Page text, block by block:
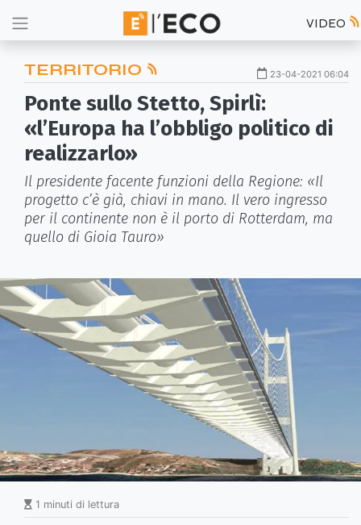
VIDEO
TERRITORIO 23-04-2021 06:04
Ponte sullo Stetto, Spirlì:
«l’Europa ha l’obbligo politico di
realizzarlo»
Il presidente facente funzioni della Regione: «Il
progetto c’è già, chiavi in mano. Il vero ingresso
per il continente non è il porto di Rotterdam, ma
quello di Gioia Tauro»
1 minuti di lettura